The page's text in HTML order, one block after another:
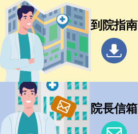
到院指南
院長信箱